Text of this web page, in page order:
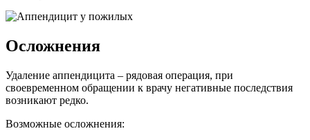
Осложнения
Удаление аппендицита – рядовая операция, при
своевременном обращении к врачу негативные последствия
возникают редко.
Возможные осложнения: